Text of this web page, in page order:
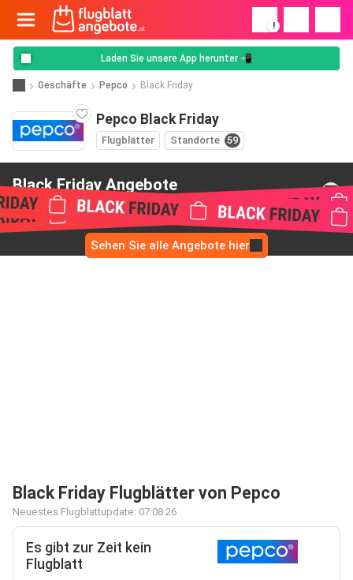
!
Laden Sie unsere App herunter 📲
Geschäfte Pepco Black Friday
Pepco Black Friday
Flugblätter Standorte 59
Black Friday Angebote
von Pepco
Sehen Sie alle Angebote hier
Black Friday Flugblätter von Pepco
Neuestes Flugblattupdate: 07.08.26
Es gibt zur Zeit kein
Flugblatt